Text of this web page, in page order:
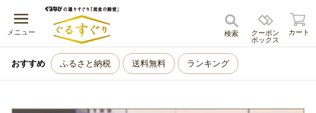
メニュー
キャンセル
クーポン
ボックス
検索 カート
おすすめ ふるさと納税 送料無料 ランキング